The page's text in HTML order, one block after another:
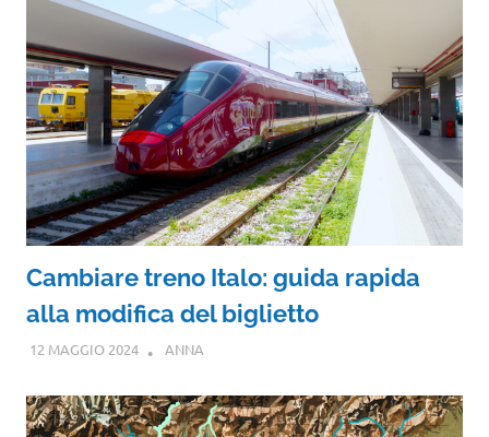
Cambiare treno Italo: guida rapida
alla modifica del biglietto
12 MAGGIO 2024 ANNA